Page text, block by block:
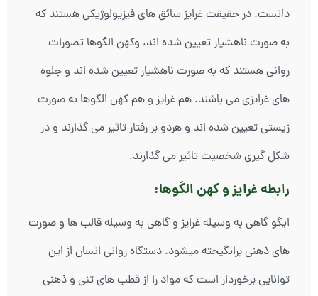
دانست. در حقیقت غرایز سائق های فیزیولوژیکی هستند که
به صورت ناهشیار تعیین شده اند، وکهن الگوها تصورات
روانی هستند که به صورت ناهشیار تعیین شده اند و جلوه
های غرایزی می باشند. هم غرایز و هم کهن الگوها به صورت
زیستی تعیین شده اند و هردو بر رفتار تاثیر می گذارند و در
شکل گیری شخصیت تاثیر می گذارند.
رابطه غرایز و کهن الگوها:
ایگو گاهی به وسیله غرایز و گاهی به وسیله قالب ها و صورت
های ذهنی برانگیخته میشود. دستگاه روانی انسان از این
توانایی برخوردار است که مواد را از قطب های تنی و ذهنی